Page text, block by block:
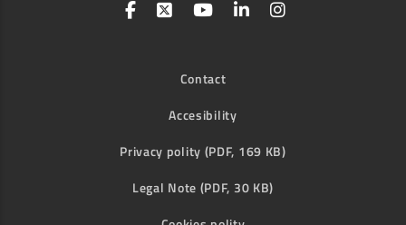
Contact
Accesibility
Privacy polity (PDF, 169 KB)
Legal Note (PDF, 30 KB)